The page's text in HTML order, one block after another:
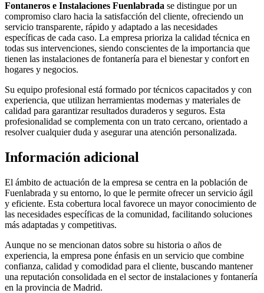
Fontaneros e Instalaciones Fuenlabrada se distingue por un
compromiso claro hacia la satisfacción del cliente, ofreciendo un
servicio transparente, rápido y adaptado a las necesidades
específicas de cada caso. La empresa prioriza la calidad técnica en
todas sus intervenciones, siendo conscientes de la importancia que
tienen las instalaciones de fontanería para el bienestar y confort en
hogares y negocios.
Su equipo profesional está formado por técnicos capacitados y con
experiencia, que utilizan herramientas modernas y materiales de
calidad para garantizar resultados duraderos y seguros. Esta
profesionalidad se complementa con un trato cercano, orientado a
resolver cualquier duda y asegurar una atención personalizada.
Información adicional
El ámbito de actuación de la empresa se centra en la población de
Fuenlabrada y su entorno, lo que le permite ofrecer un servicio ágil
y eficiente. Esta cobertura local favorece un mayor conocimiento de
las necesidades específicas de la comunidad, facilitando soluciones
más adaptadas y competitivas.
Aunque no se mencionan datos sobre su historia o años de
experiencia, la empresa pone énfasis en un servicio que combine
confianza, calidad y comodidad para el cliente, buscando mantener
una reputación consolidada en el sector de instalaciones y fontanería
en la provincia de Madrid.